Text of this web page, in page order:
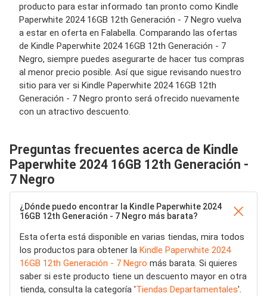
producto para estar informado tan pronto como Kindle
Paperwhite 2024 16GB 12th Generación - 7 Negro vuelva
a estar en oferta en Falabella. Comparando las ofertas
de Kindle Paperwhite 2024 16GB 12th Generación - 7
Negro, siempre puedes asegurarte de hacer tus compras
al menor precio posible. Así que sigue revisando nuestro
sitio para ver si Kindle Paperwhite 2024 16GB 12th
Generación - 7 Negro pronto será ofrecido nuevamente
con un atractivo descuento.
Preguntas frecuentes acerca de Kindle
Paperwhite 2024 16GB 12th Generación -
7 Negro
¿Dónde puedo encontrar la Kindle Paperwhite 2024
16GB 12th Generación - 7 Negro más barata?
Esta oferta está disponible en varias tiendas, mira todos
los productos para obtener la Kindle Paperwhite 2024
16GB 12th Generación - 7 Negro más barata. Si quieres
saber si este producto tiene un descuento mayor en otra
tienda, consulta la categoría 'Tiendas Departamentales'.